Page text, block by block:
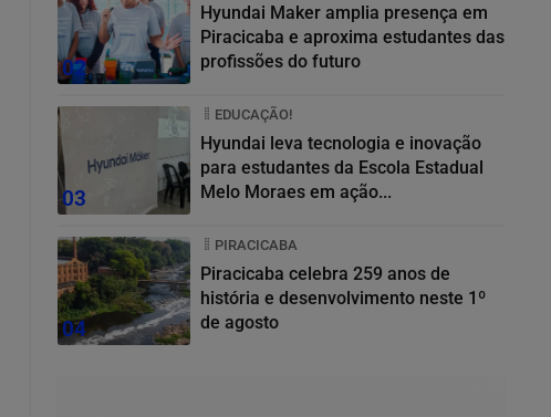
02
Hyundai Maker amplia presença em
Piracicaba e aproxima estudantes das
profissões do futuro
03
EDUCAÇÃO!
Hyundai leva tecnologia e inovação
para estudantes da Escola Estadual
Melo Moraes em ação...
04
PIRACICABA
Piracicaba celebra 259 anos de
história e desenvolvimento neste 1º
de agosto